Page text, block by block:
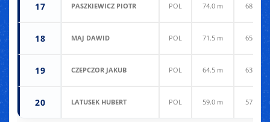
17 PASZKIEWICZ PIOTR POL 74.0 m 68.0 m
18 MAJ DAWID POL 71.5 m 65.0 m
19 CZEPCZOR JAKUB POL 64.5 m 63.0 m
20 LATUSEK HUBERT POL 59.0 m 57.0 m